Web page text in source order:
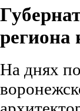
региона
На днях